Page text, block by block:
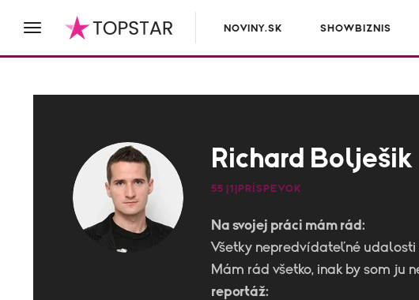
NOVINY.SK SHOWBIZNIS
Richard Bolješik
55 {1}PRÍSPEVOK
Na svojej práci mám rád:
Všetky nepredvídateľné udalosti
Mám rád všetko, inak by som ju
reportáž: